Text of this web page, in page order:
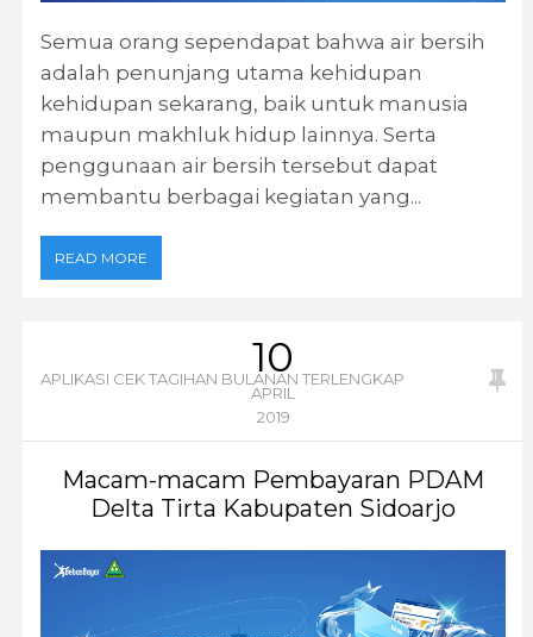
Semua orang sependapat bahwa air bersih
adalah penunjang utama kehidupan
kehidupan sekarang, baik untuk manusia
maupun makhluk hidup lainnya. Serta
penggunaan air bersih tersebut dapat
membantu berbagai kegiatan yang...
READ MORE
10
APRIL
2019
APLIKASI CEK TAGIHAN BULANAN TERLENGKAP
Macam-macam Pembayaran PDAM
Delta Tirta Kabupaten Sidoarjo